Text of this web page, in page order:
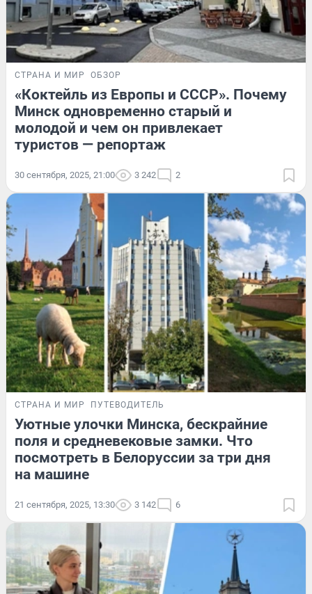
СТРАНА И МИР ОБЗОР
«Коктейль из Европы и СССР». Почему
Минск одновременно старый и
молодой и чем он привлекает
туристов — репортаж
30 сентября, 2025, 21:00 3 242 2
СТРАНА И МИР ПУТЕВОДИТЕЛЬ
Уютные улочки Минска, бескрайние
поля и средневековые замки. Что
посмотреть в Белоруссии за три дня
на машине
21 сентября, 2025, 13:30 3 142 6